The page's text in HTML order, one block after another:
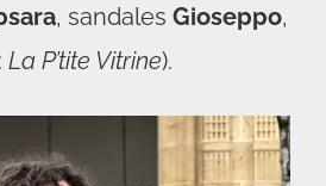
, sandales Gioseppo,
La P’tite Vitrine).